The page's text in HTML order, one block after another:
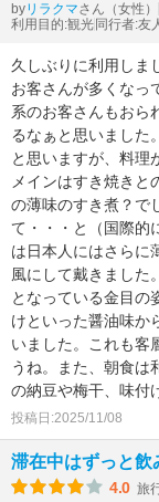
byリラクマさん（女性）
利用目的:観光 同行者:友
久しぶりに利用しま
お客さんが多くなっ
系のお客さんもおら
るなぁと思いました
と思いますが、料理
メインはすき焼きと
の薄味のすき煮？で
て・・・と（国際的
は日本人にはさらに
風にして戴きました
となっている金目の
けといった醤油味か
いました。これも客
うね。また、朝食は
の納豆や梅干、味付
投稿日:2025/11/08
滞在中はずっと飲
4.0 旅